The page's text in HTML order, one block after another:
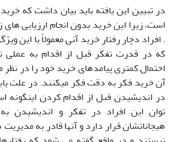
در تبیین این یافته باید بیان داشت که
است، زیرا این خرید بدون انجام ارزیابی های
. افراد دچار رفتار خرید آنی معمولاً با این
که در قدرت تفکر قبل از اقدام به عملی
احتمال کمتری پیامدهای خرید خود را در نظر
آن خرید فکر به دقت فکر می­کنند. در علت
در اندیشیدن قبل از اقدام کردن اینگونه
توان این افراد در تفکر و اندیشیدن
هیجاناتشان قرار دارد و آنها قادر به